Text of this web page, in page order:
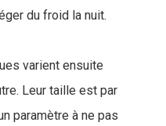
du froid la nuit.
varient ensuite
Leur taille est par
paramètre à ne pas